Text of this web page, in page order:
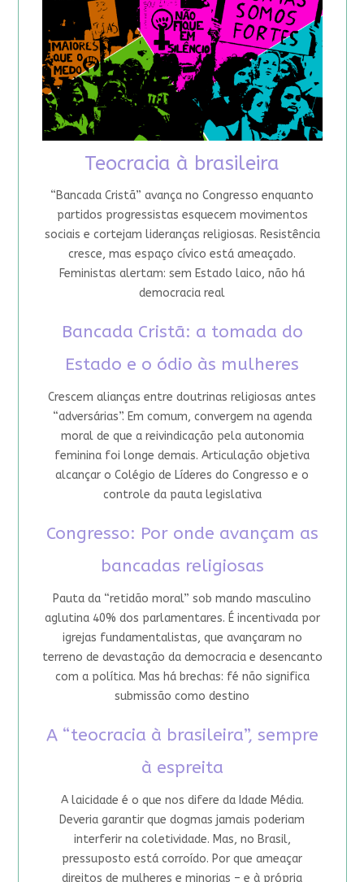
Teocracia à brasileira
“Bancada Cristã” avança no Congresso enquanto
partidos progressistas esquecem movimentos
sociais e cortejam lideranças religiosas. Resistência
cresce, mas espaço cívico está ameaçado.
Feministas alertam: sem Estado laico, não há
democracia real
Bancada Cristã: a tomada do
Estado e o ódio às mulheres
Crescem alianças entre doutrinas religiosas antes
“adversárias”. Em comum, convergem na agenda
moral de que a reivindicação pela autonomia
feminina foi longe demais. Articulação objetiva
alcançar o Colégio de Líderes do Congresso e o
controle da pauta legislativa
Congresso: Por onde avançam as
bancadas religiosas
Pauta da “retidão moral” sob mando masculino
aglutina 40% dos parlamentares. É incentivada por
igrejas fundamentalistas, que avançaram no
terreno de devastação da democracia e desencanto
com a política. Mas há brechas: fé não significa
submissão como destino
A “teocracia à brasileira”, sempre
à espreita
A laicidade é o que nos difere da Idade Média.
Deveria garantir que dogmas jamais poderiam
interferir na coletividade. Mas, no Brasil,
pressuposto está corroído. Por que ameaçar
direitos de mulheres e minorias – e à própria